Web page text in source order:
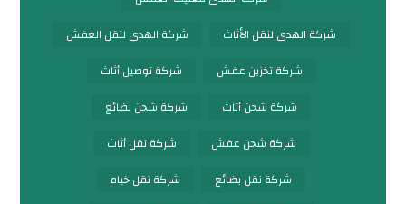
شركة الهدى لنقل الأثاث
شركة الهدى لنقل العفش
شركة تخزين عفش
شركة توصيل أثاث
شركة شحن أثاث
شركة شحن بضائع
شركة شحن عفش
شركة نقل أثاث
شركة نقل بضائع
شركة نقل خيام